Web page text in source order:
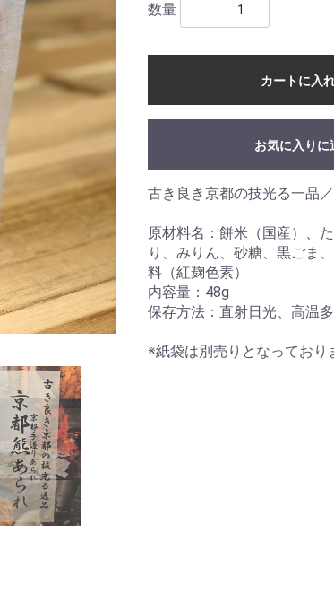
数量
カートに入
お気に入りに
古き良き京都の技光る一品
原材料名：餅米（国産）、
り、みりん、砂糖、黒ごま
料（紅麹色素）
内容量：48g
保存方法：直射日光、高温
※紙袋は別売りとなっており